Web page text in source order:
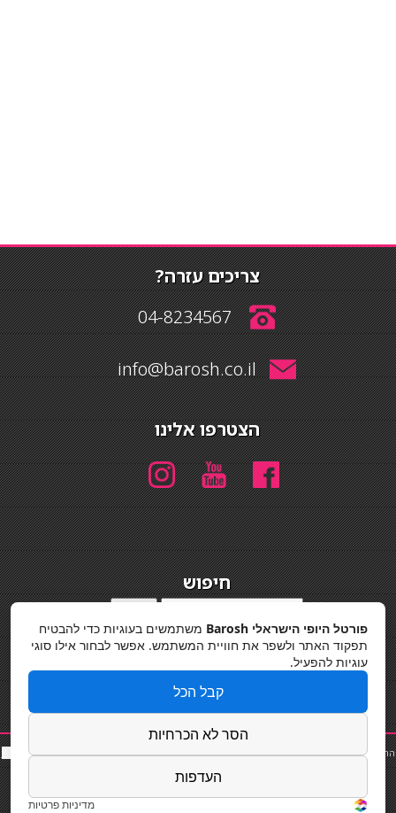
צריכים עזרה?
04-8234567
info@barosh.co.il
הצטרפו אלינו
חיפוש
מדיניות פרטיות
החלקות שיער|תאורה לבית|פאות ותוספות שיער|נייל סטודיו|תוספות שיער|שף פרטי|כ
סאות
פורטל היופי הישראלי Barosh
משתמשים בעוגיות כדי להבטיח
תפקוד האתר ולשפר את חוויית המשתמש. אפשר לבחור אילו סוגי
עוגיות להפעיל.
קבל הכל
הסר לא הכרחיות
העדפות
מדיניות פרטיות